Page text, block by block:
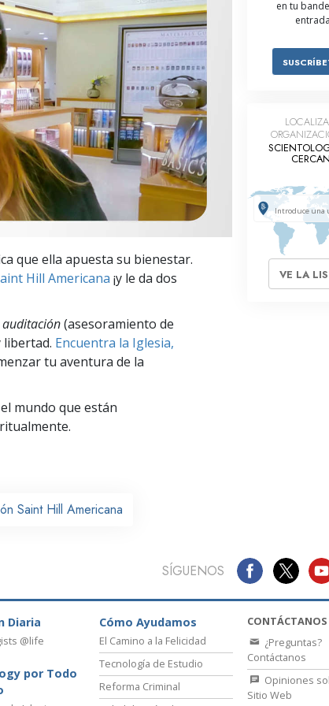
Respuestas a las Drogas
Los Niños
Herramientas para el Entorno
La Ética y las
Condiciones
La Causa de la Supresión
Investigaciones
Los Fundamentos de la
Los Fundamentos de las
Objetivos y Metas
que ella apuesta su bienestar.
Hill Americana ¡y le da dos
auditación(asesoramiento de
libertad. Encuentra la Iglesia,
tu aventura de la
mundo que están
Saint Hill Americana
en tu
VE LA
SÍGUENOS
Diaria
@life
por Todo
Cómo Ayudamos
El Camino a la Felicidad
Tecnología de Estudio
Reforma Criminal
CONTÁCTANOS
¿Preguntas?
Contáctanos
Opiniones
Sitio Web